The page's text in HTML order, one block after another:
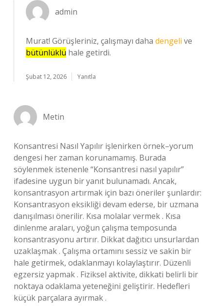
admin
Murat! Görüşleriniz, çalışmayı daha dengeli ve
bütünlüklü hale getirdi.
Şubat 12, 2026 Yanıtla
Metin
Konsantresi Nasıl Yapılır işlenirken örnek–yorum
dengesi her zaman korunamamış. Burada
söylenmek istenenle “Konsantresi nasıl yapılır”
ifadesine uygun bir yanıt bulunamadı. Ancak,
konsantrasyon artırmak için bazı öneriler şunlardır:
Konsantrasyon eksikliği devam ederse, bir uzmana
danışılması önerilir. Kısa molalar vermek . Kısa
dinlenme araları, yoğun çalışma temposunda
konsantrasyonu artırır. Dikkat dağıtıcı unsurlardan
uzaklaşmak . Çalışma ortamını sessiz ve sakin bir
hale getirmek, odaklanmayı kolaylaştırır. Düzenli
egzersiz yapmak . Fiziksel aktivite, dikkati belirli bir
noktaya odaklama yeteneğini geliştirir. Hedefleri
küçük parçalara ayırmak .